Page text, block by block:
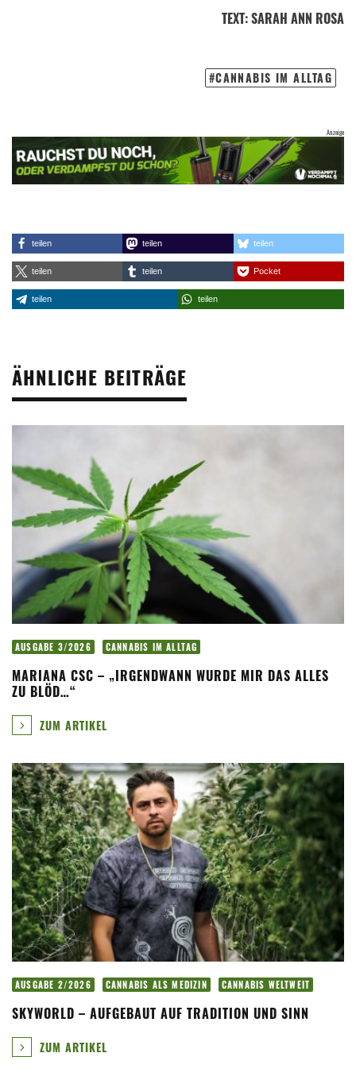
TEXT:SARAH ANN ROSA
CANNABIS IM ALLTAG
teilen teilen teilen
teilen teilen Pocket
teilen teilen
ÄHNLICHE BEITRÄGE
AUSGABE 3/2026 CANNABIS IM ALLTAG
MARIANA CSC – „IRGENDWANN WURDE MIR DAS ALLES
ZU BLÖD…“
ZUM ARTIKEL
AUSGABE 2/2026 CANNABIS ALS MEDIZIN CANNABIS WELTWEIT
SKYWORLD – AUFGEBAUT AUF TRADITION UND SINN
ZUM ARTIKEL